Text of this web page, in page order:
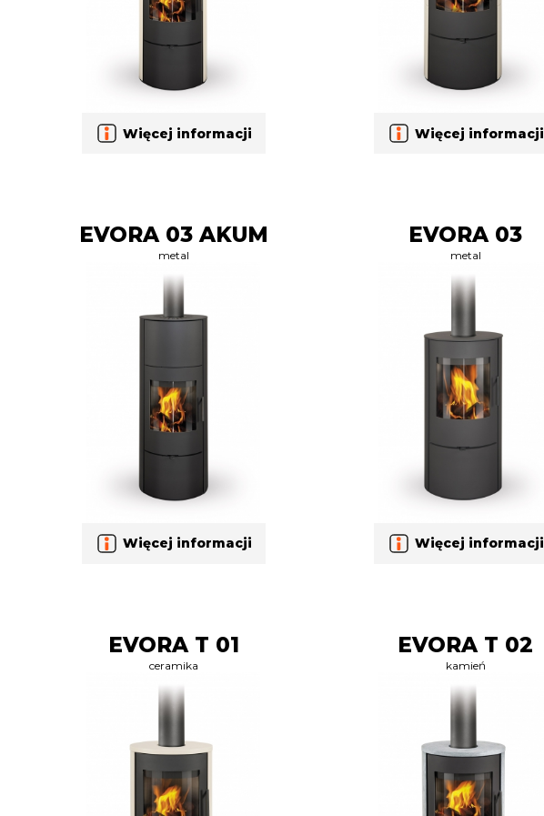
Więcej informacji Więcej informacji
EVORA 03 AKUM
metal
Więcej informacji
EVORA 03
metal
Więcej informacji
EVORA T 01
ceramika
EVORA T 02
kamień